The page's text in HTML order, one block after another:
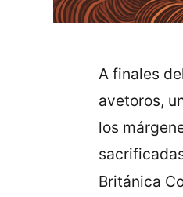
A finales
avetoros,
los
Británica